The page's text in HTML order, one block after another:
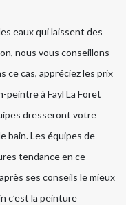
eaux qui laissent des
nous vous conseillons
ce cas, appréciez les prix
peintre à Fayl La Foret
dresseront votre
bain. Les équipes de
tendance en ce
ses conseils le mieux
c’est la peinture